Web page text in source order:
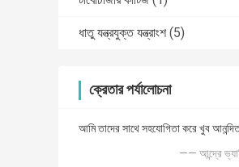
ধাতু যন্ত্রযুক্ত যন্ত্রাংশ (5)
ক্রেতার পর্যালোচনা
আমি তাদের সাথে সহযোগিতা করে খুব
—— আন্দ্রে